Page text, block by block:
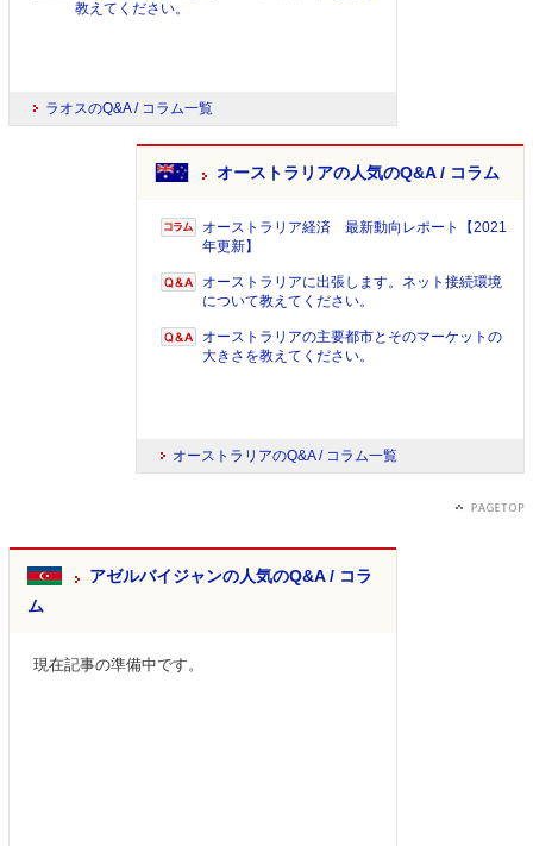
教えてください。
ラオスのQ&A / コラム一覧
オーストラリアの人気のQ&A / コラム
オーストラリア経済 最新動向レポート【2021
年更新】
オーストラリアに出張します。ネット接続環境
について教えてください。
オーストラリアの主要都市とそのマーケットの
大きさを教えてください。
オーストラリアのQ&A / コラム一覧
アゼルバイジャンの人気のQ&A / コラ
ム
現在記事の準備中です。